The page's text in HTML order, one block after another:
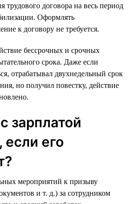
трудового договора на весь период
Оформлять
к договору не требуется.
бессрочных и срочных
срока. Даже если
отрабатывал двухнедельный срок
но получил повестку, действие
зарплатой
если его
мероприятий к призыву
и т. д.) за сотрудником